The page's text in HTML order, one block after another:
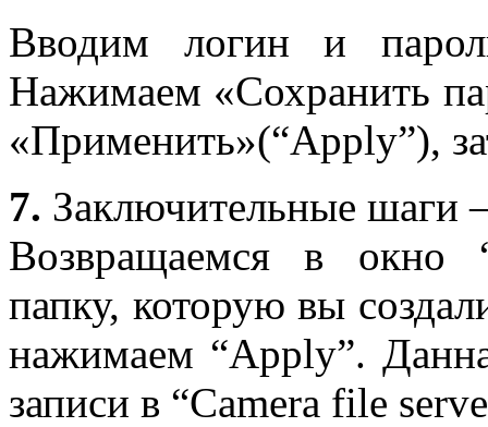
Вводим логин и
Нажимаем «Сохранить
«Применить»(“Apply”),
7. Заключительные
Возвращаемся в окно
папку, которую вы
нажимаем “Apply”.
записи в “Camera file